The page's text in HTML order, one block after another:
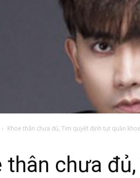
Khoe thân chưa đủ, Tim quyết định tụt quần
thân chưa